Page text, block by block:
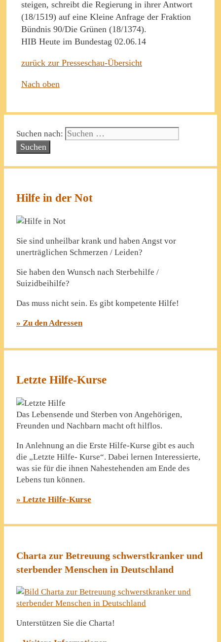
steigen, schreibt die Regierung in ihrer Antwort
(18/1519) auf eine Kleine Anfrage der Fraktion
Bündnis 90/Die Grünen (18/1374).
HIB Heute im Bundestag 02.06.14
zurück zur Presseschau-Übersicht
Nach oben
Suchen nach:
Hilfe in der Not
Sie sind unheilbar krank und haben Angst vor
unerträglichen Schmerzen / Leiden?
Sie haben den Wunsch nach Sterbehilfe /
Suizidbeihilfe?
Das muss nicht sein. Es gibt kompetente Hilfe!
» Zu den Adressen
Letzte Hilfe-Kurse
Das Lebensende und Sterben von Angehörigen,
Freunden und Nachbarn macht oft hilflos.
In Anlehnung an die Erste Hilfe-Kurse gibt es auch
die „Letzte Hilfe- Kurse“. Dabei lernen Interessierte,
was sie für die ihnen Nahestehenden am Ende des
Lebens tun können.
» Letzte Hilfe-Kurse
Charta zur Betreuung schwerstkranker und
sterbender Menschen in Deutschland
Unterstützen Sie die Charta!